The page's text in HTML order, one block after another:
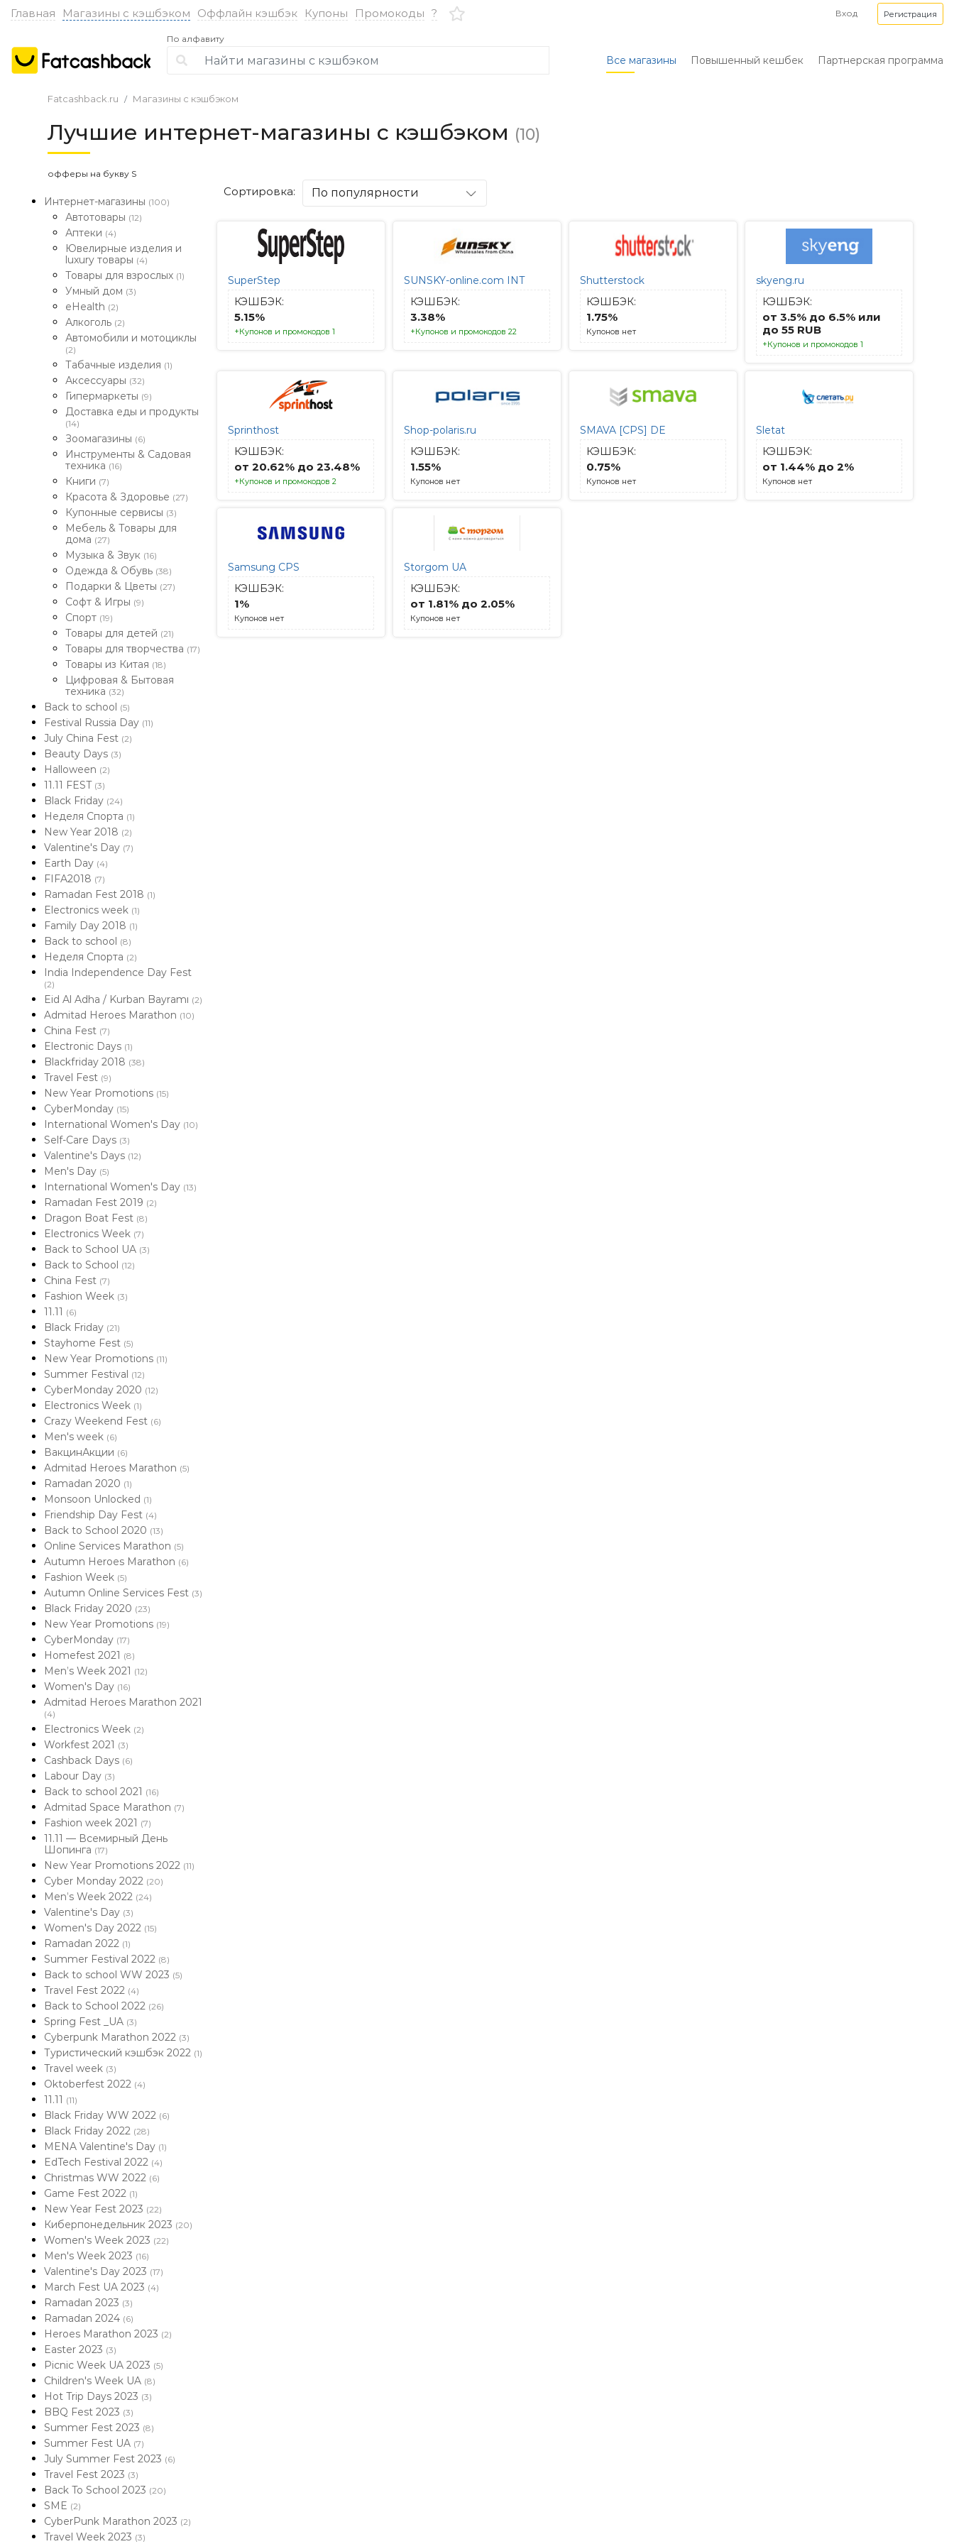
Главная Магазины с кэшбэком Оффлайн кэшбэк Купоны Промокоды ? Вход Регистрация
По алфавиту
Все магазины Повышенный кешбек Партнерская программа
Fatcashback.ru Магазины с кэшбэком
Лучшие интернет-магазины с кэшбэком (10)
офферы на букву S
Интернет-магазины (100)
Автотовары (12)
Аптеки (4)
Ювелирные изделия и
luxury товары (4)
Товары для взрослых (1)
Умный дом (3)
eHealth (2)
Алкоголь (2)
Автомобили и мотоциклы
(2)
Табачные изделия (1)
Аксессуары (32)
Гипермаркеты (9)
Доставка еды и продукты
(14)
Зоомагазины (6)
Инструменты & Садовая
техника (16)
Книги (7)
Красота & Здоровье (27)
Купонные сервисы (3)
Мебель & Товары для
дома (27)
Музыка & Звук (16)
Одежда & Обувь (38)
Подарки & Цветы (27)
Софт & Игры (9)
Спорт (19)
Товары для детей (21)
Товары для творчества (17)
Товары из Китая (18)
Цифровая & Бытовая
техника (32)
Back to school (5)
Festival Russia Day (11)
July China Fest (2)
Beauty Days (3)
Halloween (2)
11.11 FEST (3)
Black Friday (24)
Неделя Спорта (1)
New Year 2018 (2)
Valentine's Day (7)
Earth Day (4)
FIFA2018 (7)
Ramadan Fest 2018 (1)
Electronics week (1)
Family Day 2018 (1)
Back to school (8)
Неделя Спорта (2)
India Independence Day Fest
(2)
Eid Al Adha / Kurban Bayramı (2)
Admitad Heroes Marathon (10)
China Fest (7)
Electronic Days (1)
Blackfriday 2018 (38)
Travel Fest (9)
New Year Promotions (15)
CyberMonday (15)
International Women's Day (10)
Self-Care Days (3)
Valentine's Days (12)
Men's Day (5)
International Women's Day (13)
Ramadan Fest 2019 (2)
Dragon Boat Fest (8)
Electronics Week (7)
Back to School UA (3)
Back to School (12)
China Fest (7)
Fashion Week (3)
11.11 (6)
Black Friday (21)
Stayhome Fest (5)
New Year Promotions (11)
Summer Festival (12)
CyberMonday 2020 (12)
Electronics Week (1)
Crazy Weekend Fest (6)
Men's week (6)
ВакцинАкции (6)
Admitad Heroes Marathon (5)
Ramadan 2020 (1)
Monsoon Unlocked (1)
Friendship Day Fest (4)
Back to School 2020 (13)
Online Services Marathon (5)
Autumn Heroes Marathon (6)
Fashion Week (5)
Autumn Online Services Fest (3)
Black Friday 2020 (23)
New Year Promotions (19)
CyberMonday (17)
Homefest 2021 (8)
Men’s Week 2021 (12)
Women's Day (16)
Admitad Heroes Marathon 2021
(4)
Electronics Week (2)
Workfest 2021 (3)
Cashback Days (6)
Labour Day (3)
Back to school 2021 (16)
Admitad Space Marathon (7)
Fashion week 2021 (7)
11.11 — Всемирный День
Шопинга (17)
New Year Promotions 2022 (11)
Cyber Monday 2022 (20)
Men’s Week 2022 (24)
Valentine's Day (3)
Women's Day 2022 (15)
Ramadan 2022 (1)
Summer Festival 2022 (8)
Back to school WW 2023 (5)
Travel Fest 2022 (4)
Back to School 2022 (26)
Spring Fest _UA (3)
Cyberpunk Marathon 2022 (3)
Туристический кэшбэк 2022 (1)
Travel week (3)
Oktoberfest 2022 (4)
11.11 (11)
Black Friday WW 2022 (6)
Black Friday 2022 (28)
MENA Valentine's Day (1)
EdTech Festival 2022 (4)
Christmas WW 2022 (6)
Game Fest 2022 (1)
New Year Fest 2023 (22)
Киберпонедельник 2023 (20)
Women's Week 2023 (22)
Men's Week 2023 (16)
Valentine's Day 2023 (17)
March Fest UA 2023 (4)
Ramadan 2023 (3)
Ramadan 2024 (6)
Heroes Marathon 2023 (2)
Easter 2023 (3)
Picnic Week UA 2023 (5)
Children's Week UA (8)
Hot Trip Days 2023 (3)
BBQ Fest 2023 (3)
Summer Fest 2023 (8)
Summer Fest UA (7)
July Summer Fest 2023 (6)
Travel Fest 2023 (3)
Back To School 2023 (20)
SME (2)
CyberPunk Marathon 2023 (2)
Travel Week 2023 (3)
Сортировка: По популярности
SuperStep
КЭШБЭК:
5.15%
+Купонов и промокодов 1
SUNSKY-online.com INT
КЭШБЭК:
3.38%
+Купонов и промокодов 22
Shutterstock
КЭШБЭК:
1.75%
Купонов нет
skyeng.ru
КЭШБЭК:
от 3.5% до 6.5% или
до 55 RUB
+Купонов и промокодов 1
Sprinthost
КЭШБЭК:
от 20.62% до 23.48%
+Купонов и промокодов 2
Shop-polaris.ru
КЭШБЭК:
1.55%
Купонов нет
SMAVA [CPS] DE
КЭШБЭК:
0.75%
Купонов нет
Sletat
КЭШБЭК:
от 1.44% до 2%
Купонов нет
Samsung CPS
КЭШБЭК:
1%
Купонов нет
Storgom UA
КЭШБЭК:
от 1.81% до 2.05%
Купонов нет